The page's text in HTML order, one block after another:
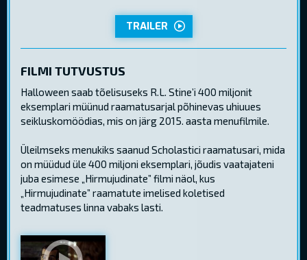
TRAILER
FILMI TUTVUSTUS
Halloween saab tõelisuseks R.L. Stine’i 400 miljonit
eksemplari müünud raamatusarjal põhinevas uhiuues
seikluskomöödias, mis on järg 2015. aasta menufilmile.
Üleilmseks menukiks saanud Scholastici raamatusari, mida
on müüdud üle 400 miljoni eksemplari, jõudis vaatajateni
juba esimese „Hirmujudinate” filmi näol, kus
„Hirmujudinate” raamatute imelised koletised
teadmatuses linna vabaks lasti.